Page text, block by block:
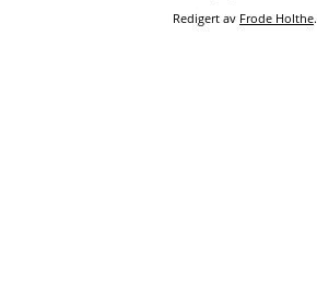
Redigert av Frode Holthe.